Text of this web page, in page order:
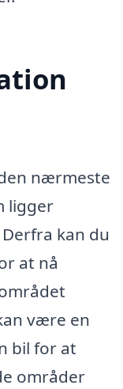
nærmeste
ligger
kan du
at nå
være en
bil for at
områder